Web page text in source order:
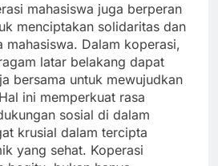
mahasiswa juga berperan
menciptakan solidaritas dan
mahasiswa. Dalam koperasi,
latar belakang dapat
bersama untuk mewujudkan
ini memperkuat rasa
sosial di dalam
krusial dalam tercipta
yang sehat. Koperasi